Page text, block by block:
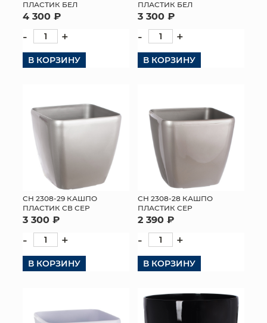
ПЛАСТИК БЕЛ
4 300 ₽
- +
В КОРЗИНУ
ПЛАСТИК БЕЛ
3 300 ₽
- +
В КОРЗИНУ
СН 2308-29 КАШПО
ПЛАСТИК СВ СЕР
3 300 ₽
- +
В КОРЗИНУ
СН 2308-28 КАШПО
ПЛАСТИК СЕР
2 390 ₽
- +
В КОРЗИНУ